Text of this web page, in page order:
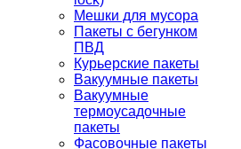
Мешки для мусора
Пакеты с бегунком
ПВД
Курьерские пакеты
Вакуумные пакеты
Вакуумные
термоусадочные
пакеты
Фасовочные пакеты